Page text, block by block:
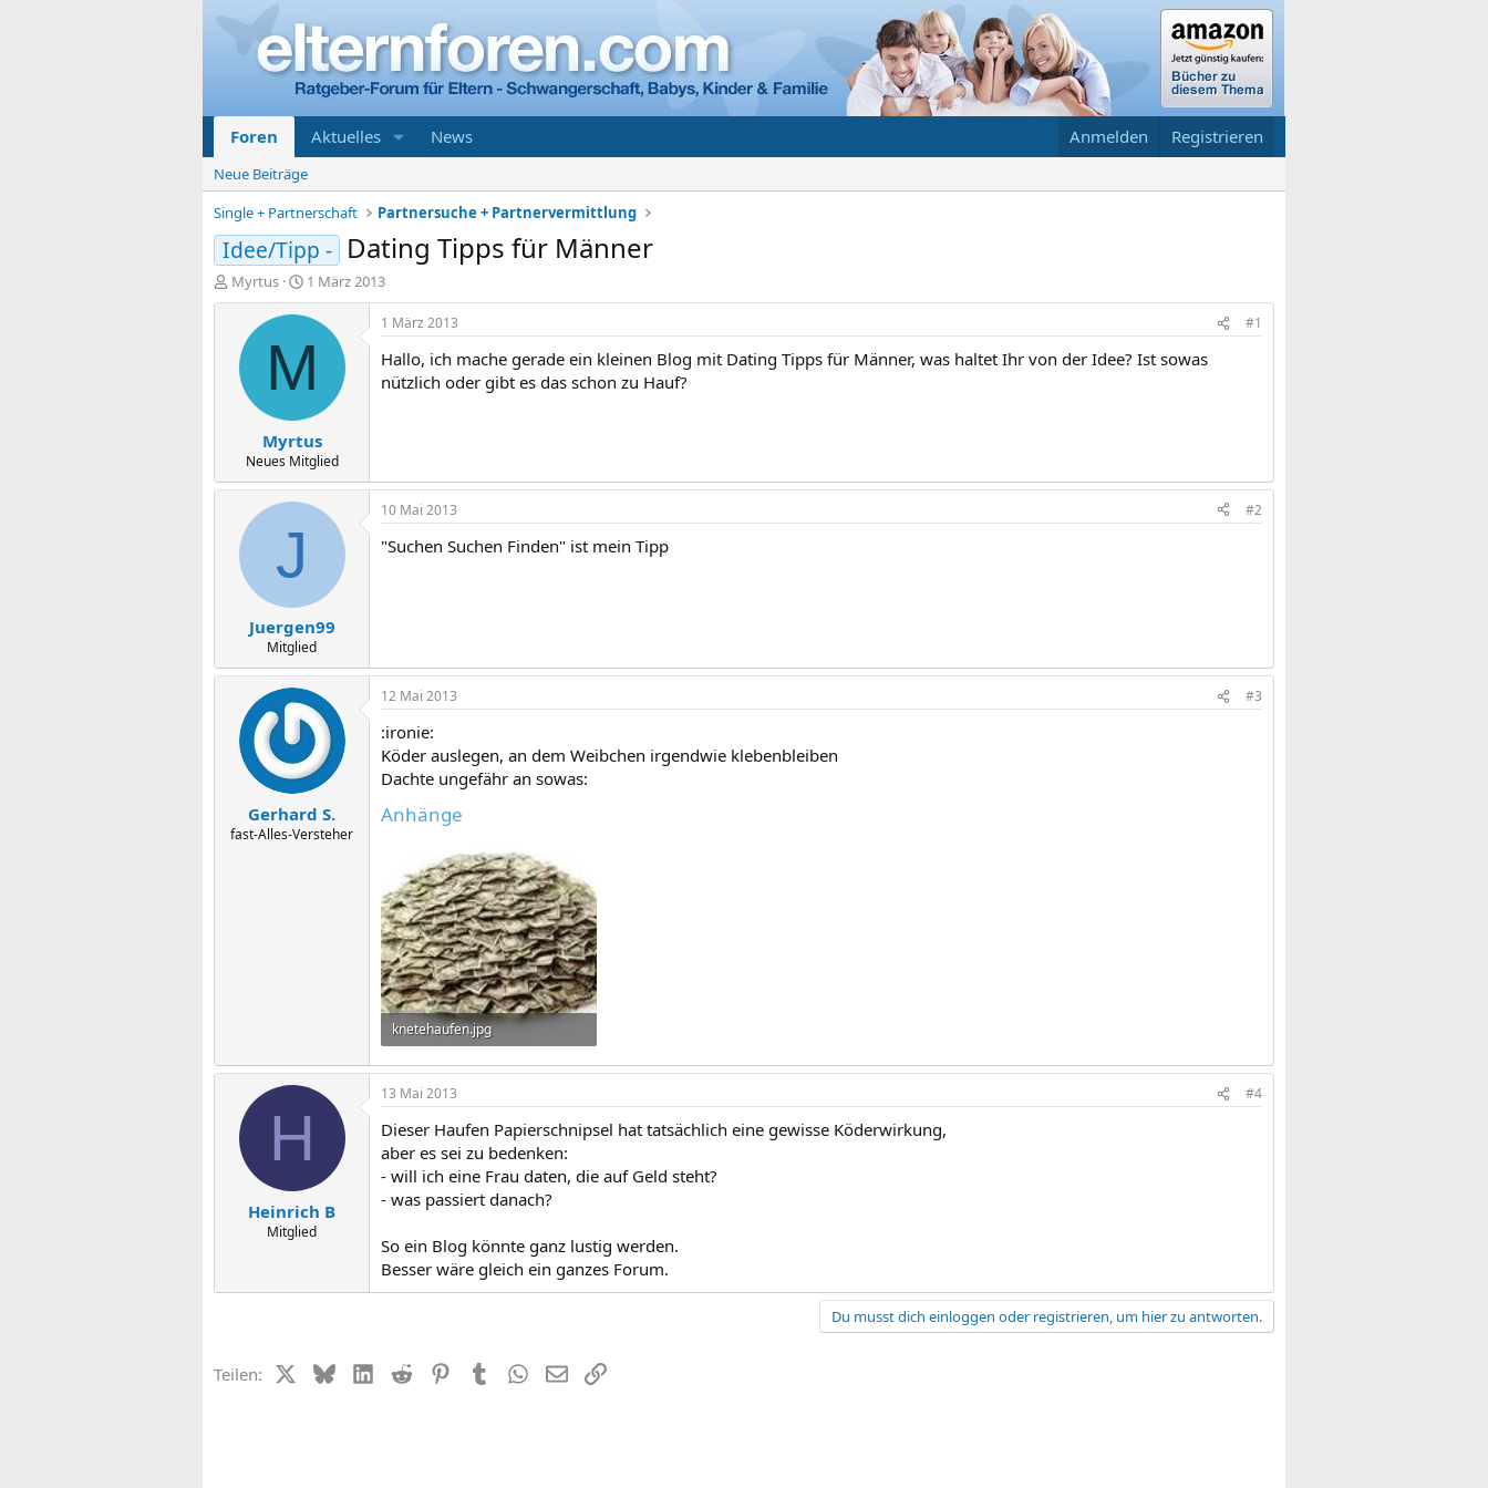
Foren Aktuelles News Anmelden Registrieren
Neue Beiträge
Single + Partnerschaft
Partnersuche + Partnervermittlung
Idee/Tipp - Dating Tipps für Männer
E
r
Myrtus
E
r
s
e
t
a
m
1 März 2013
M
Myrtus
Neues Mitglied
1 März 2013 #1
Hallo, ich mache gerade ein kleinen Blog mit Dating Tipps für Männer, was haltet Ihr von der Idee? Ist sowas
nützlich oder gibt es das schon zu Hauf?
J
Juergen99
Mitglied
10 Mai 2013 #2
"Suchen Suchen Finden" ist mein Tipp
Gerhard S.
fast-Alles-Versteher
12 Mai 2013 #3
:ironie:
Köder auslegen, an dem Weibchen irgendwie klebenbleiben
Dachte ungefähr an sowas:
Anhänge
knetehaufen.jpg
7,9 KB · Aufrufe: 25
H
Heinrich B
Mitglied
13 Mai 2013 #4
Dieser Haufen Papierschnipsel hat tatsächlich eine gewisse Köderwirkung,
aber es sei zu bedenken:
- will ich eine Frau daten, die auf Geld steht?
- was passiert danach?
So ein Blog könnte ganz lustig werden.
Besser wäre gleich ein ganzes Forum.
Du musst dich einloggen oder registrieren, um hier zu antworten.
Teilen: X (Twitter)
BlueskyLinkedIn
Reddit PinterestTumblrWhatsApp
E-MailLink